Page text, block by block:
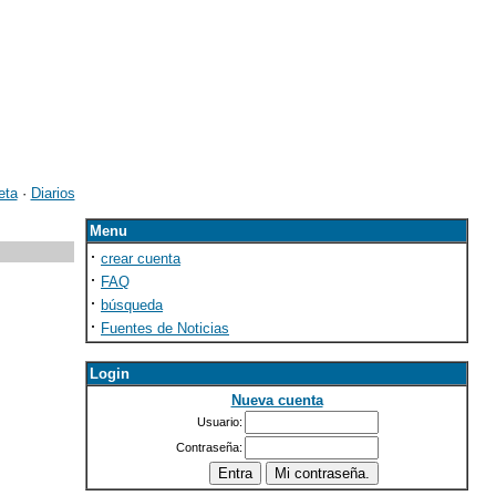
· Diarios
Menu
· crear cuenta
· FAQ
· búsqueda
· Fuentes de Noticias
Login
Nueva cuenta
Usuario:
Contraseña: